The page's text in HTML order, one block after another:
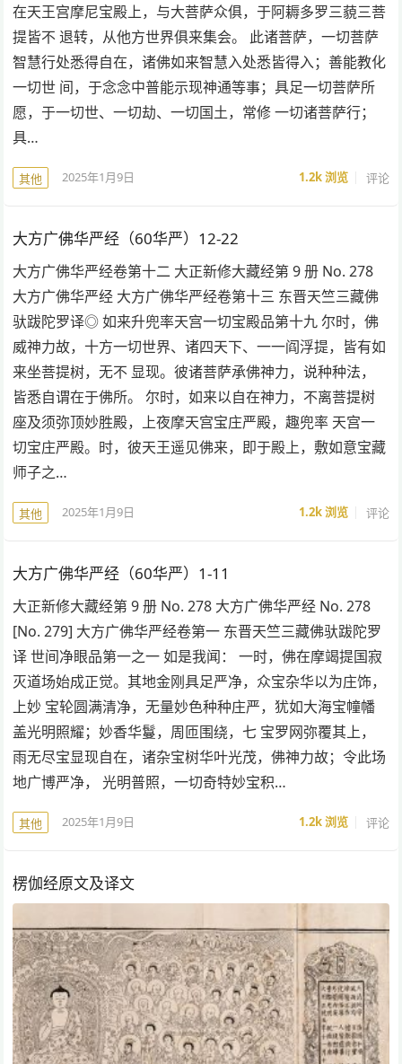
在天王宫摩尼宝殿上，与大菩萨众俱，于阿耨多罗三藐三菩
提皆不 退转，从他方世界俱来集会。 此诸菩萨，一切菩萨
智慧行处悉得自在，诸佛如来智慧入处悉皆得入；善能教化
一切世 间，于念念中普能示现神通等事；具足一切菩萨所
愿，于一切世、一切劫、一切国土，常修 一切诸菩萨行；
具…
其他 2025年1月9日 1.2k浏览 评论
大方广佛华严经（60华严）12-22
大方广佛华严经卷第十二 大正新修大藏经第 9 册 No. 278
大方广佛华严经 大方广佛华严经卷第十三 东晋天竺三藏佛
驮跋陀罗译◎ 如来升兜率天宫一切宝殿品第十九 尔时，佛
威神力故，十方一切世界、诸四天下、一一阎浮提，皆有如
来坐菩提树，无不 显现。彼诸菩萨承佛神力，说种种法，
皆悉自谓在于佛所。 尔时，如来以自在神力，不离菩提树
座及须弥顶妙胜殿，上夜摩天宫宝庄严殿，趣兜率 天宫一
切宝庄严殿。时，彼天王遥见佛来，即于殿上，敷如意宝藏
师子之…
其他 2025年1月9日 1.2k浏览 评论
大方广佛华严经（60华严）1-11
大正新修大藏经第 9 册 No. 278 大方广佛华严经 No. 278
[No. 279] 大方广佛华严经卷第一 东晋天竺三藏佛驮跋陀罗
译 世间净眼品第一之一 如是我闻： 一时，佛在摩竭提国寂
灭道场始成正觉。其地金刚具足严净，众宝杂华以为庄饰，
上妙 宝轮圆满清净，无量妙色种种庄严，犹如大海宝幢幡
盖光明照耀；妙香华鬘，周匝围绕，七 宝罗网弥覆其上，
雨无尽宝显现自在，诸杂宝树华叶光茂，佛神力故；令此场
地广博严净， 光明普照，一切奇特妙宝积…
其他 2025年1月9日 1.2k浏览 评论
楞伽经原文及译文